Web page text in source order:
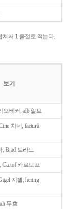
쳐서 1 음절로 적는다.
보기
오테커, alb 알브
치네, facturǎ
, Brad 브라드
Cartof 카르토프
지젤, hering
두흐